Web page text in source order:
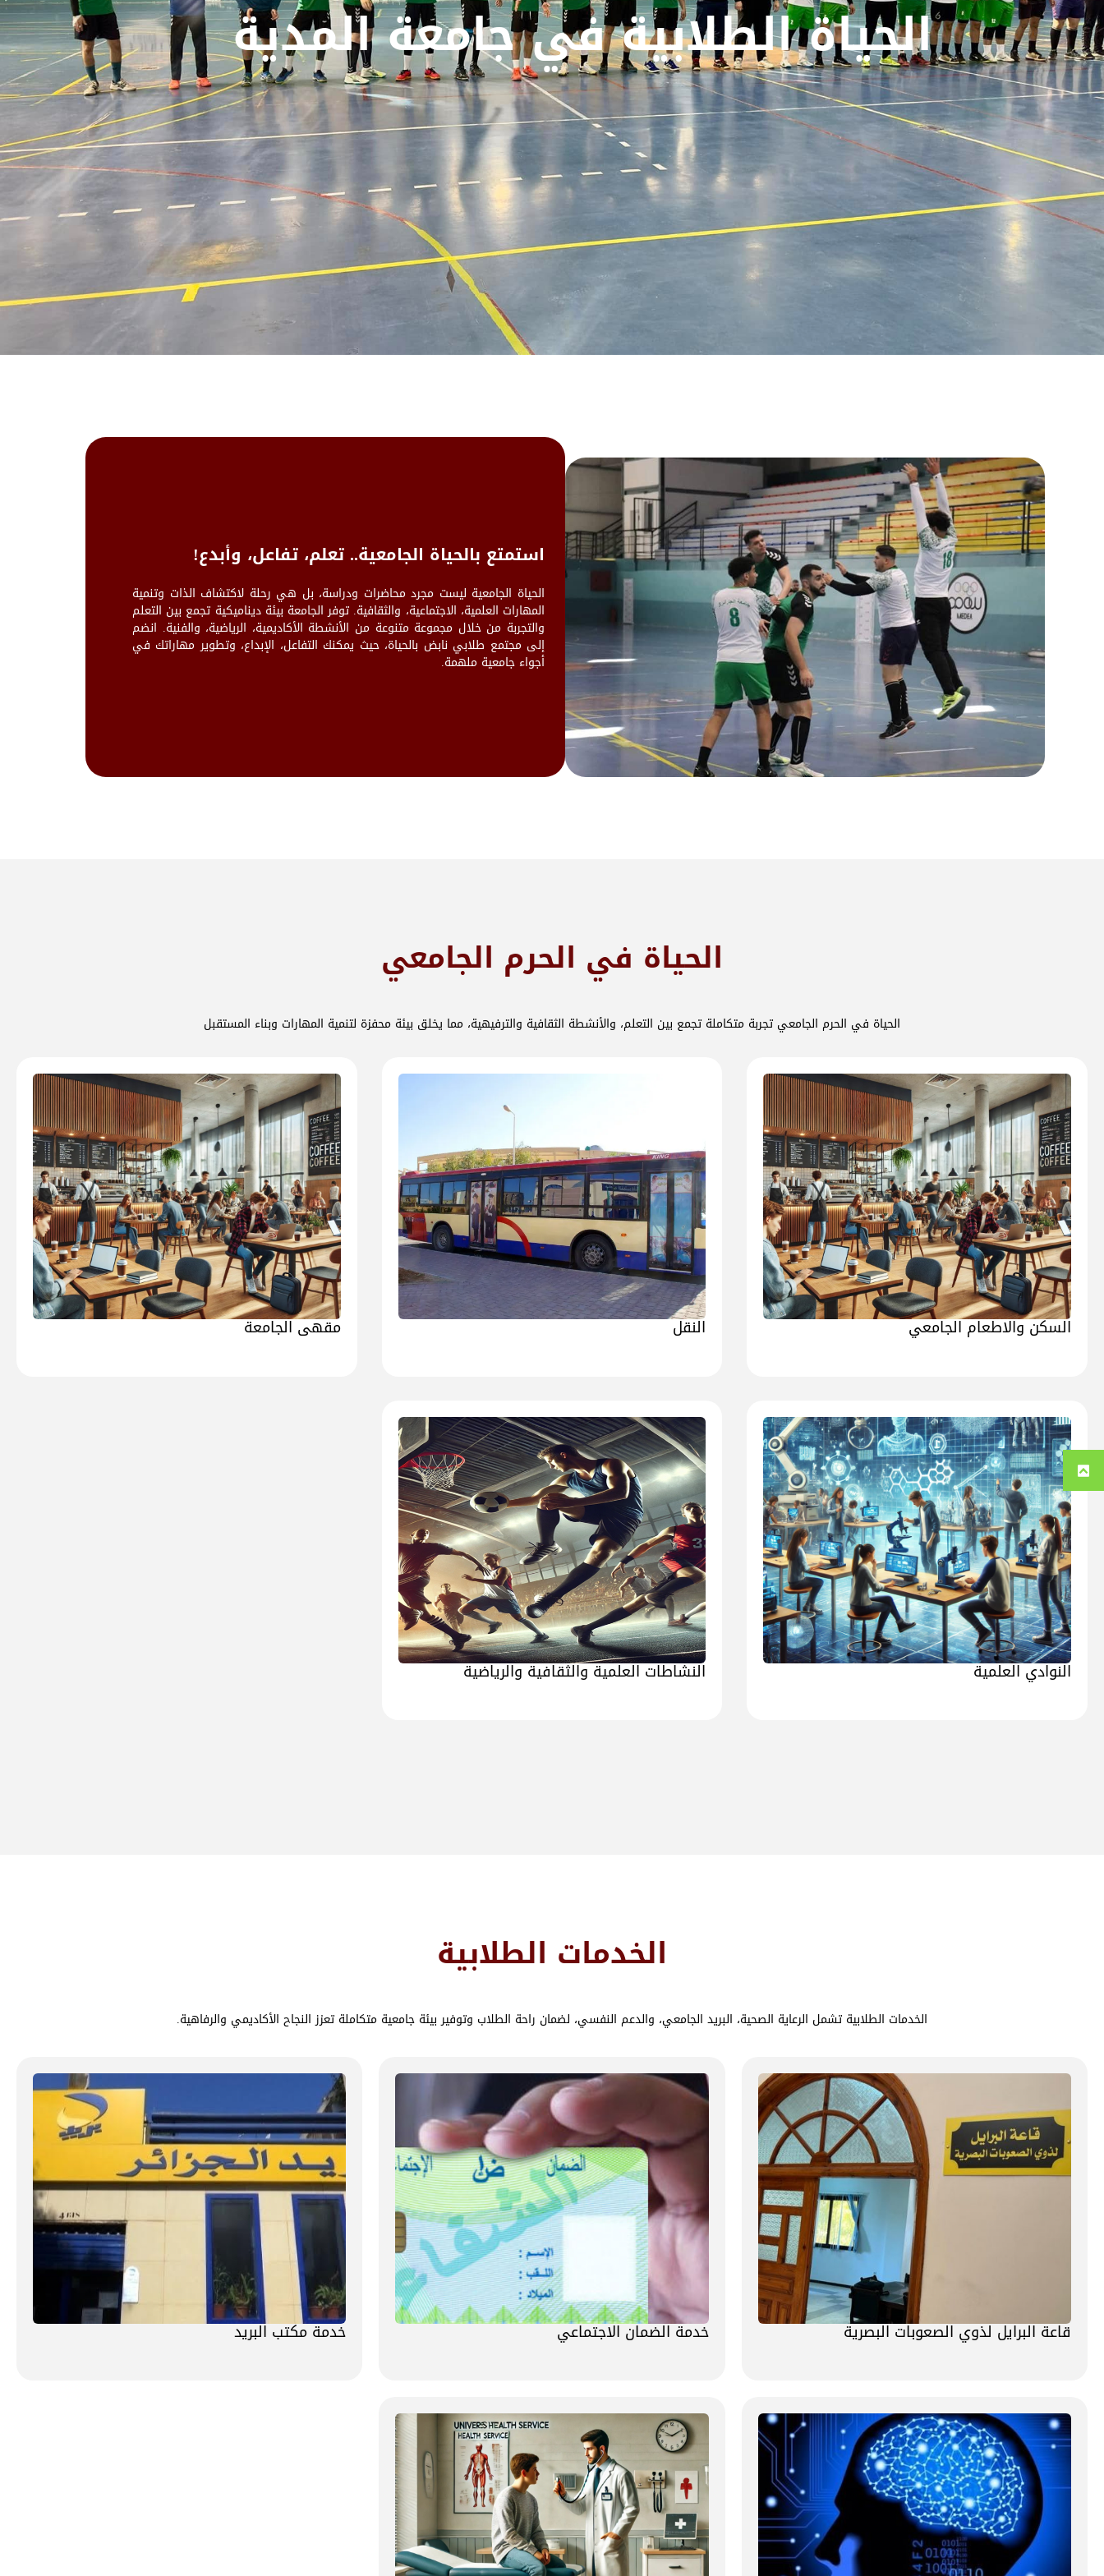
الحياة الطلابية في جامعة المدية
استمتع بالحياة الجامعية.. تعلم، تفاعل، وأبدع!
الحياة الجامعية ليست مجرد محاضرات ودراسة، بل هي رحلة لاكتشاف الذات وتنمية
المهارات العلمية، الاجتماعية، والثقافية. توفر الجامعة بيئة ديناميكية تجمع بين التعلم
والتجربة من خلال مجموعة متنوعة من الأنشطة الأكاديمية، الرياضية، والفنية. انضم
إلى مجتمع طلابي نابض بالحياة، حيث يمكنك التفاعل، الإبداع، وتطوير مهاراتك في
أجواء جامعية ملهمة.
الحياة في الحرم الجامعي
الحياة في الحرم الجامعي تجربة متكاملة تجمع بين التعلم، والأنشطة الثقافية والترفيهية، مما يخلق بيئة محفزة لتنمية المهارات وبناء المستقبل
السكن والاطعام الجامعي النقل مقهى الجامعة
النوادي العلمية النشاطات العلمية والثقافية والرياضية
الخدمات الطلابية
الخدمات الطلابية تشمل الرعاية الصحية، البريد الجامعي، والدعم النفسي، لضمان راحة الطلاب وتوفير بيئة جامعية متكاملة تعزز النجاح الأكاديمي والرفاهية.
قاعة البرايل لذوي الصعوبات البصرية خدمة الضمان الاجتماعي خدمة مكتب البريد